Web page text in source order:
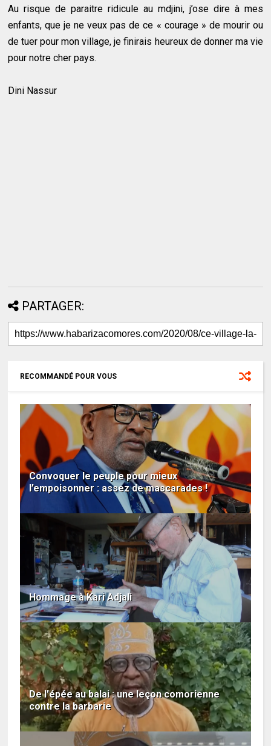
Au risque de paraitre ridicule au mdjini, j’ose dire à mes
enfants, que je ne veux pas de ce « courage » de mourir ou
de tuer pour mon village, je finirais heureux de donner ma vie
pour notre cher pays.
Dini Nassur
PARTAGER:
RECOMMANDÉ POUR VOUS
Convoquer le peuple pour mieux
l’empoisonner : assez de mascarades !
Hommage à Kari Adjali
De l'épée au balai : une leçon comorienne
contre la barbarie